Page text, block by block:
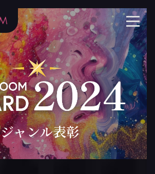
ジャンル表彰